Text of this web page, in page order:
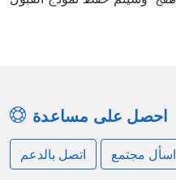
احصل على مساعدة
اتصل بالدعم